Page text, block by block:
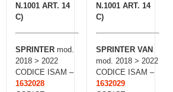
N.1001 ART. 14
C)
SPRINTER mod.
2018 > 2022
CODICE ISAM –
1632028
N.1001 ART. 14
C)
SPRINTER VAN
mod. 2018 > 2022
CODICE ISAM –
1632029